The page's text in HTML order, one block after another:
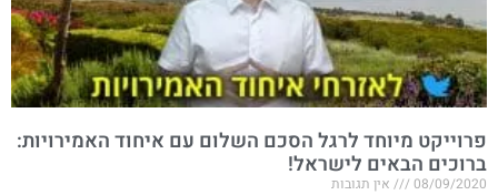
פרוייקט מיוחד לרגל הסכם השלום עם איחוד האמירויות​:
ברוכים הבאים לישראל!
08/09/2020 אין תגובות